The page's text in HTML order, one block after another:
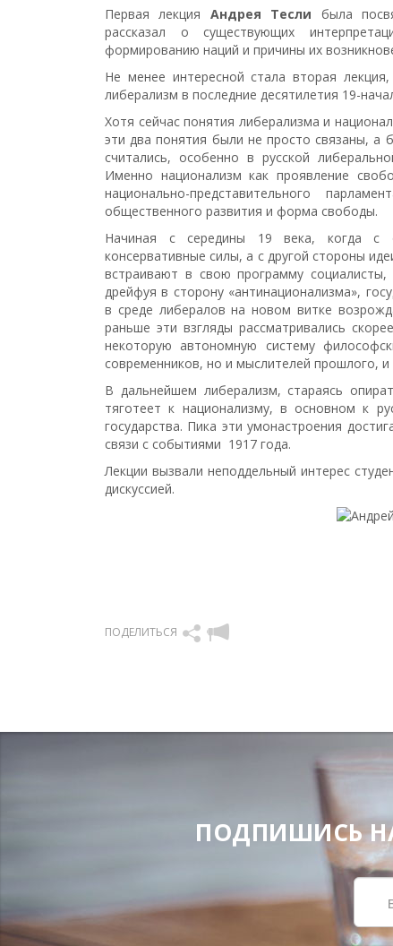
Первая лекция Андрея Тесли была
рассказал о существующих
формированию наций и причины их
Не менее интересной стала вторая
либерализм в последние десятилетия 19-
Хотя сейчас понятия либерализма и
эти два понятия были не просто связаны, а
считались, особенно в русской
Именно национализм как проявление
национально-представительного
общественного развития и форма свободы.
Начиная с середины 19 века, когда с
консервативные силы, а с другой стороны
встраивают в свою программу
дрейфуя в сторону «антинационализма»,
в среде либералов на новом витке
раньше эти взгляды рассматривались
некоторую автономную систему
современников, но и мыслителей прошлого,
В дальнейшем либерализм, стараясь
тяготеет к национализму, в основном к
государства. Пика эти умонастроения
связи с событиями 1917 года.
Лекции вызвали неподдельный интерес
дискуссией.
ПОДЕЛИТЬСЯ
ПОДПИШИСЬ